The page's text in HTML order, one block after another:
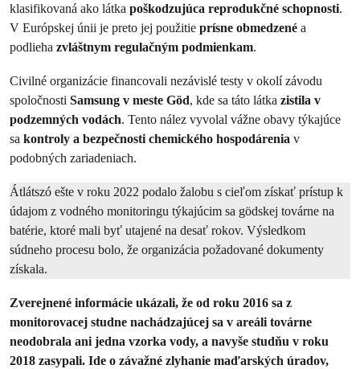
klasifikovaná ako látka poškodzujúca reprodukčné schopnosti.
V Európskej únii je preto jej použitie prísne obmedzené a
podlieha zvláštnym regulačným podmienkam.
Civilné organizácie financovali nezávislé testy v okolí závodu
spoločnosti Samsung v meste Göd, kde sa táto látka zistila v
podzemných vodách. Tento nález vyvolal vážne obavy týkajúce
sa kontroly a bezpečnosti chemického hospodárenia v
podobných zariadeniach.
Átlátszó ešte v roku 2022 podalo žalobu s cieľom získať prístup k
údajom z vodného monitoringu týkajúcim sa gödskej továrne na
batérie, ktoré mali byť utajené na desať rokov. Výsledkom
súdneho procesu bolo, že organizácia požadované dokumenty
získala.
Zverejnené informácie ukázali, že od roku 2016 sa z
monitorovacej studne nachádzajúcej sa v areáli továrne
neodobrala ani jedna vzorka vody, a navyše studňu v roku
2018 zasypali. Ide o závažné zlyhanie maďarských úradov,